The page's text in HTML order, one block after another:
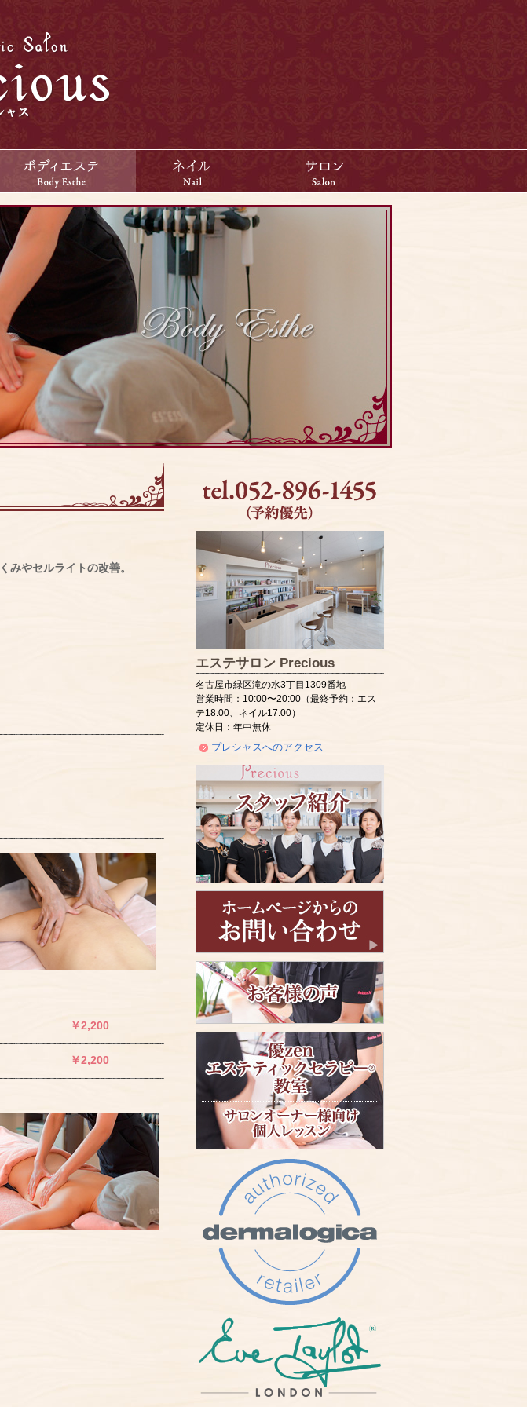
みやセルライトの改善。
￥2,200
￥2,200
エステサロン Precious
名古屋市緑区滝の水3丁目1309番地
営業時間：10:00〜20:00（最終予約：エス
テ18:00、ネイル17:00）
定休日：年中無休
プレシャスへのアクセス